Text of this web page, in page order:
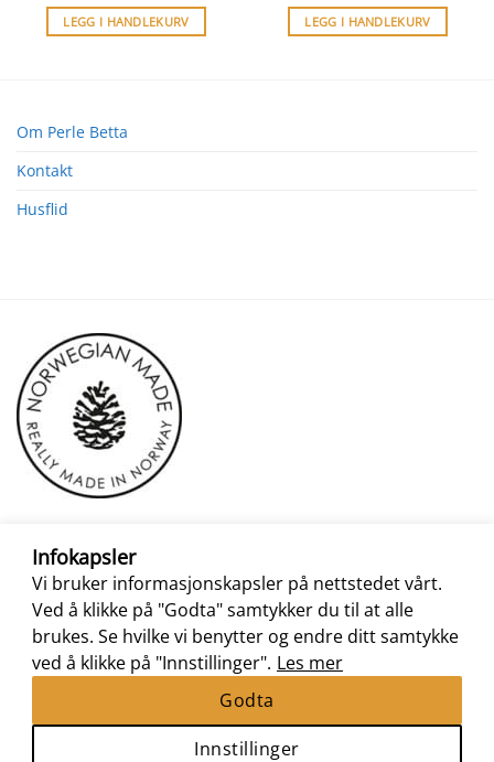
Infokapsler
Vi bruker informasjonskapsler på nettstedet vårt.
Ved å klikke på "Godta" samtykker du til at alle
brukes. Se hvilke vi benytter og endre ditt samtykke
ved å klikke på "Innstillinger". Les mer
Innstillinger
Godta
LEGG I HANDLEKURV
LEGG I HANDLEKURV
Om Perle Betta
Kontakt
Husflid
Nettbutikk levert avNettrakett.no